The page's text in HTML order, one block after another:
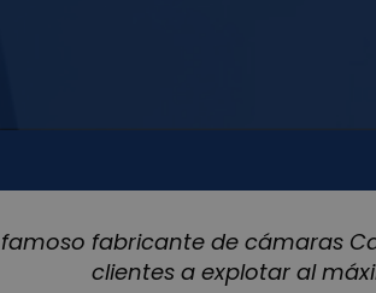
famoso fabricante de cámaras
clientes a explotar al